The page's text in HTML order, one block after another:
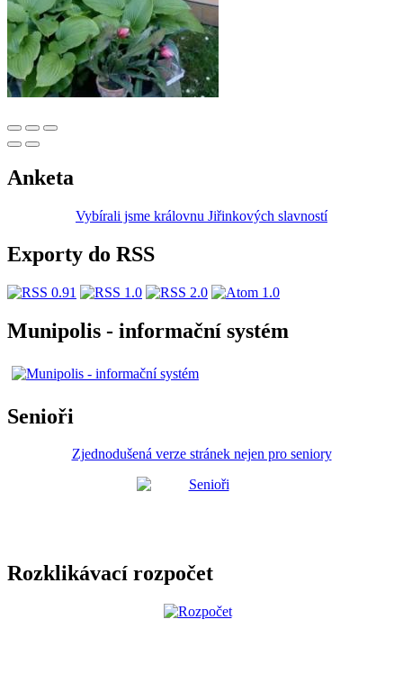
Anketa
Vybírali jsme královnu Jiřinkových slavností
Exporty do RSS
Munipolis - informační systém
Senioři
Zjednodušená verze stránek nejen pro seniory
Rozklikávací rozpočet